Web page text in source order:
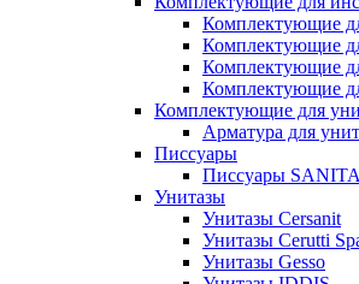
Комплектующие
Комплектующие
Комплектующие
Комплектующие
Комплектующие для
Арматура для
Писсуары
Писсуары
Унитазы
Унитазы Cersanit
Унитазы Cerutti
Унитазы Gesso